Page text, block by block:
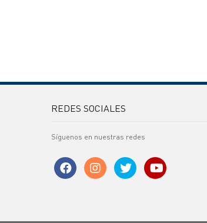
REDES SOCIALES
Síguenos en nuestras redes